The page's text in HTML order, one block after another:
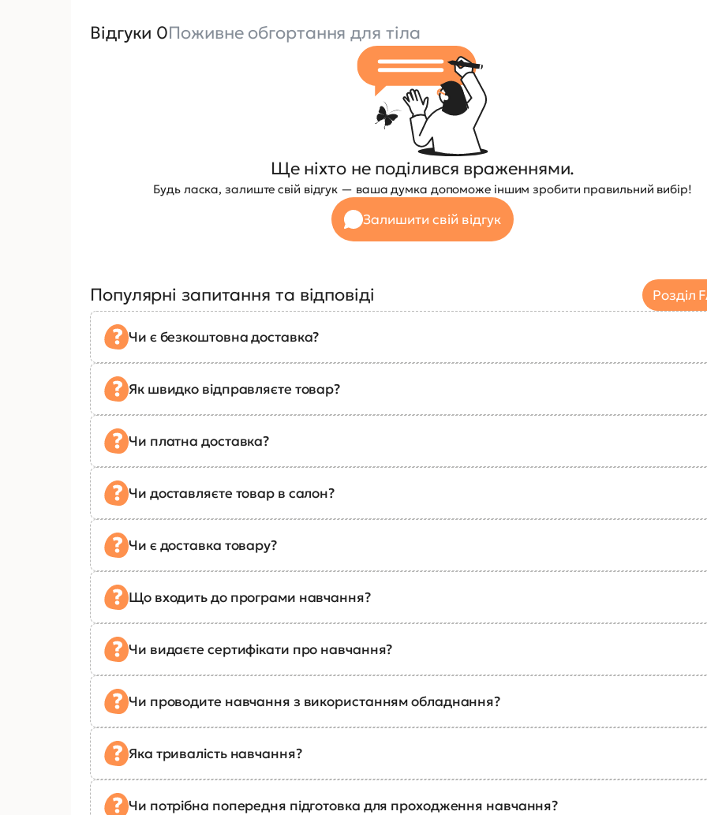
Відгуки 0Поживне обгортання для тіла
Ще ніхто не поділився враженнями.
Будь ласка, залиште свій відгук — ваша думка допоможе іншим зробити правильний вибір!
Залишити свій відгук
Популярні запитання та відповіді Розділ
Чи є безкоштовна доставка?
Як швидко відправляєте товар?
Чи платна доставка?
Чи доставляєте товар в салон?
Чи є доставка товару?
Що входить до програми навчання?
Чи видаєте сертифікати про навчання?
Чи проводите навчання з використанням обладнання?
Яка тривалість навчання?
Чи потрібна попередня підготовка для проходження навчання?